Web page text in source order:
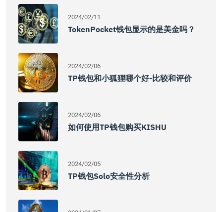
2024/02/11
TokenPocket钱包显示的是美金吗？
2024/02/06
TP钱包和小狐狸哪个好-比较和评价
2024/02/06
如何使用TP钱包购买KISHU
2024/02/05
TP钱包Solo安全性分析